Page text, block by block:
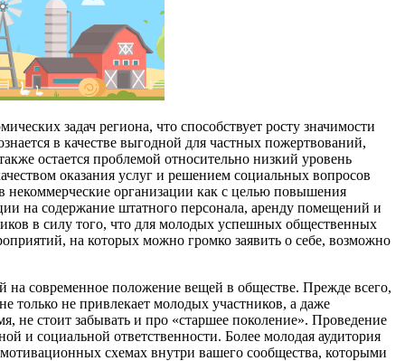
задач региона, что способствует росту значимости
в качестве выгодной для частных пожертвований,
остается проблемой относительно низкий уровень
оказания услуг и решением социальных вопросов
некоммерческие организации как с целью повышения
на содержание штатного персонала, аренду помещений и
в силу того, что для молодых успешных общественных
на которых можно громко заявить о себе, возможно
на современное положение вещей в обществе. Прежде всего,
только не привлекает молодых участников, а даже
не стоит забывать и про «старшее поколение». Проведение
и социальной ответственности. Более молодая аудитория
схемах внутри вашего сообщества, которыми